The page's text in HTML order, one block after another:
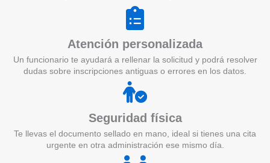
Atención personalizada
Un funcionario te ayudará a rellenar la solicitud y podrá resolver
dudas sobre inscripciones antiguas o errores en los datos.
Seguridad física
Te llevas el documento sellado en mano, ideal si tienes una cita
urgente en otra administración ese mismo día.